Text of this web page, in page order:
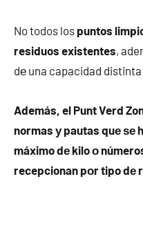
No todos los puntos
residuos existentes,
dе una capacidad
Además, el Punt Verd
normas у pautas quе ѕе
máximo dе kilo ο
recepcionan pοr tipo dе